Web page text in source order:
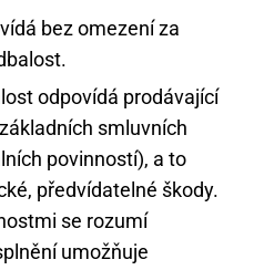
bez omezení za
odpovídá prodávající
smluvních
povinností), a to
předvídatelné škody.
se rozumí
umožňuje